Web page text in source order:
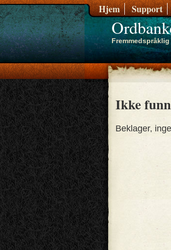
Hjem Support
Ikke
Beklager,